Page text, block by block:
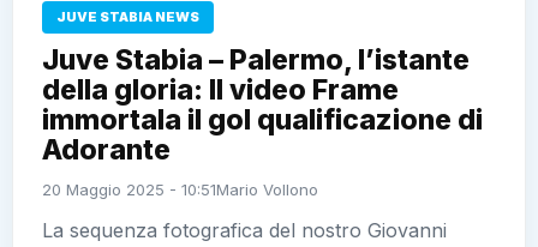
JUVE STABIA NEWS
Juve Stabia – Palermo, l’istante
della gloria: Il video Frame
immortala il gol qualificazione di
Adorante
20 Maggio 2025 - 10:51Mario Vollono
La sequenza fotografica del nostro Giovanni